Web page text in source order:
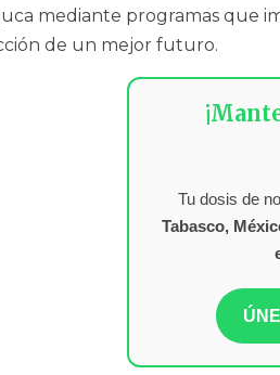
mediante programas que
de un mejor futuro.
Tu dosis de
Tabasco,